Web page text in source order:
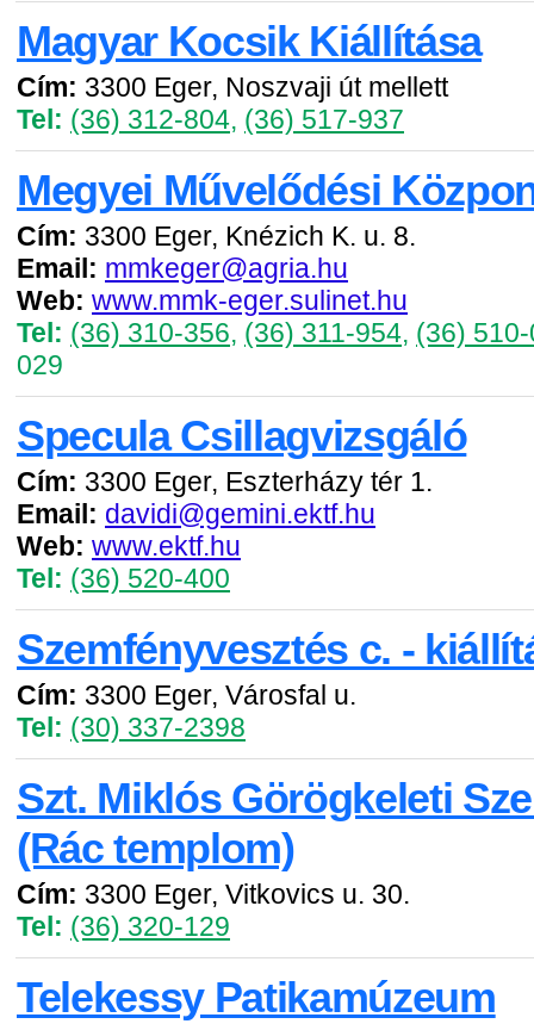
Magyar Kocsik Kiállítása
Cím: 3300 Eger, Noszvaji út mellett
Tel: (36) 312-804, (36) 517-937
Megyei Művelődési
Cím: 3300 Eger, Knézich K. u. 8.
Email: mmkeger@agria.hu
Web: www.mmk-eger.sulinet.hu
Tel: (36) 310-356, (36) 311-954, (36)
029
Specula Csillagvizsgáló
Cím: 3300 Eger, Eszterházy tér 1.
Email: davidi@gemini.ektf.hu
Web: www.ektf.hu
Tel: (36) 520-400
Szemfényvesztés c. -
Cím: 3300 Eger, Városfal u.
Tel: (30) 337-2398
Szt. Miklós Görögkeleti
(Rác templom)
Cím: 3300 Eger, Vitkovics u. 30.
Tel: (36) 320-129
Telekessy Patikamúzeum